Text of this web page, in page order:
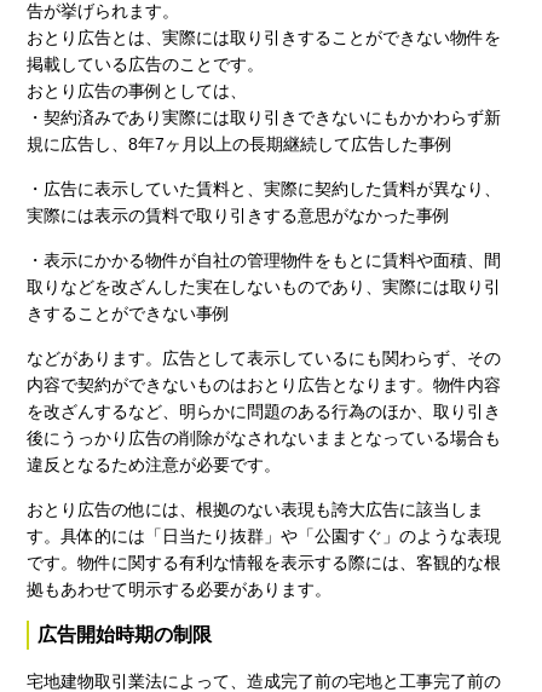
告が挙げられます。
おとり広告とは、実際には取り引きすることができない物件を
掲載している広告のことです。
おとり広告の事例としては、
・契約済みであり実際には取り引きできないにもかかわらず新
規に広告し、8年7ヶ月以上の長期継続して広告した事例
・広告に表示していた賃料と、実際に契約した賃料が異なり、
実際には表示の賃料で取り引きする意思がなかった事例
・表示にかかる物件が自社の管理物件をもとに賃料や面積、間
取りなどを改ざんした実在しないものであり、実際には取り引
きすることができない事例
などがあります。広告として表示しているにも関わらず、その
内容で契約ができないものはおとり広告となります。物件内容
を改ざんするなど、明らかに問題のある行為のほか、取り引き
後にうっかり広告の削除がなされないままとなっている場合も
違反となるため注意が必要です。
おとり広告の他には、根拠のない表現も誇大広告に該当しま
す。具体的には「日当たり抜群」や「公園すぐ」のような表現
です。物件に関する有利な情報を表示する際には、客観的な根
拠もあわせて明示する必要があります。
広告開始時期の制限
宅地建物取引業法によって、造成完了前の宅地と工事完了前の